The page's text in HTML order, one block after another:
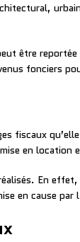
être
fonciers
fiscaux
en location
En
en cause par